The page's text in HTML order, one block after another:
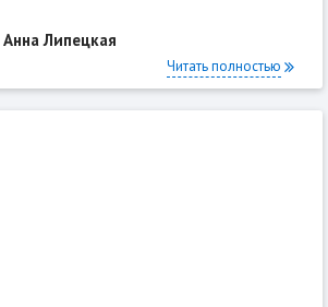
Липецкая
Читать полностью